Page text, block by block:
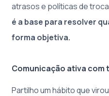
atrasos e políticas de
é a base para resolver
forma objetiva.
Comunicação ativa com
Partilho um hábito que